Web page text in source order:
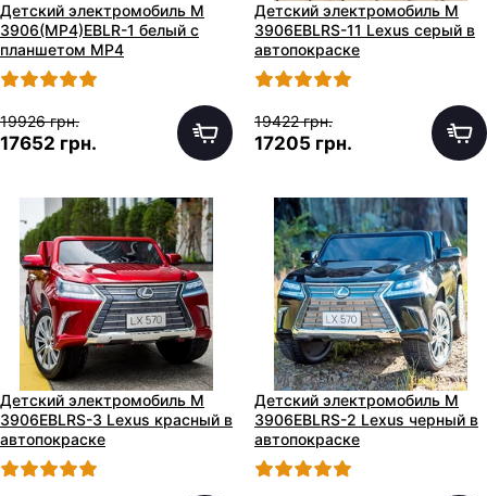
Детский электромобиль M
3906(MP4)EBLR-1 белый с
планшетом MP4
19926 грн.
17652 грн.
Детский электромобиль M
3906EBLRS-11 Lexus серый в
автопокраске
19422 грн.
17205 грн.
Детский электромобиль M
3906EBLRS-3 Lexus красный в
автопокраске
Детский электромобиль M
3906EBLRS-2 Lexus черный в
автопокраске